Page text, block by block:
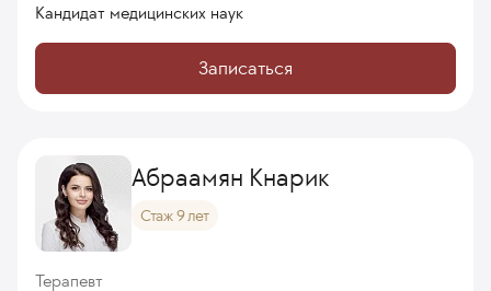
Кандидат медицинских наук
Записаться
Абраамян Кнарик
Стаж 9 лет
Терапевт